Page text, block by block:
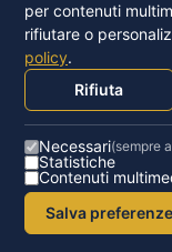
Ho letto e
© FONDAZIONE
Privacy Policy|
per contenuti
rifiutare o
policy.
Rifiuta
Necessari(sempre
Statistiche
Contenuti
Salva preferenze